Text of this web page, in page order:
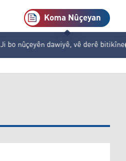
Koma Nûçeyan
Ji bo nûçeyên dawiyê, vê derê bitikîne